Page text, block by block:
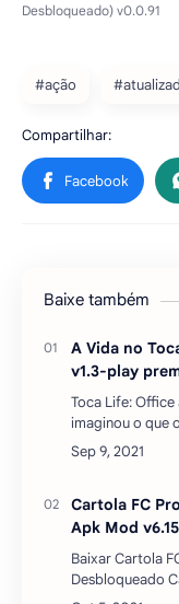
#ação
Baixe também
A Vida no
v1.3-play
Toca Life:
imaginou o que
no trabalho o
Office você
Cartola FC
Apk Mod
Baixar Cartola
Desbloqueado Cartola FC PRO Grátis